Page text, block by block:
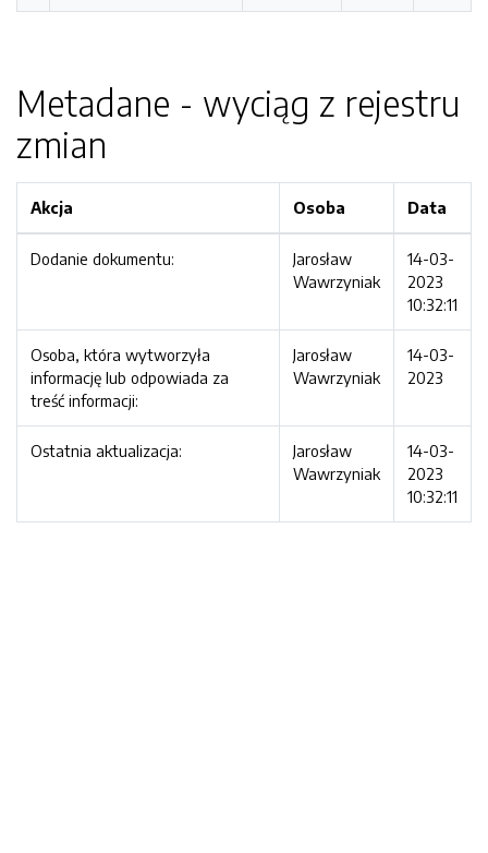
Metadane - wyciąg z rejestru
zmian
Akcja Osoba Data
Dodanie dokumentu:
Jarosław
Wawrzyniak
14-03-
2023
10:32:11
Osoba, która wytworzyła
informację lub odpowiada za
treść informacji:
Jarosław
Wawrzyniak
14-03-
2023
Ostatnia aktualizacja:
Jarosław
Wawrzyniak
14-03-
2023
10:32:11